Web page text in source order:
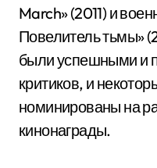
March» (2011) и
Повелитель тьмы»
были успешными и
критиков, и
номинированы на
кинонаграды.